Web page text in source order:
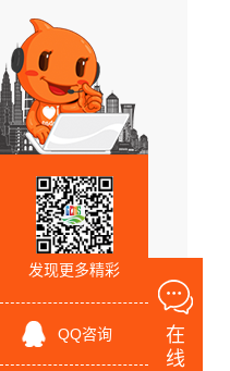
发现更多精彩
QQ咨询
在
线